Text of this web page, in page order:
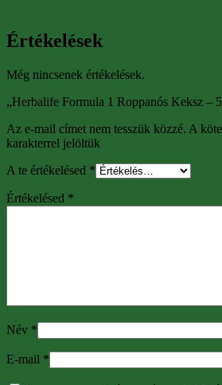
Értékelések
Még nincsenek értékelések.
„Herbalife Formula 1 Roppanós Keksz –
Az e-mail címet nem tesszük közzé. A
karakterrel jelöltük
A te értékelésed *
Értékelésed *
Név *
E-mail *